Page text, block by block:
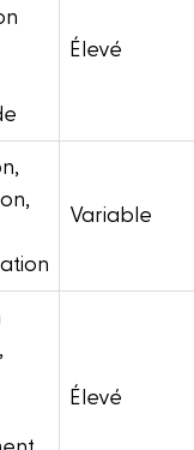
Élevé
Variable
Élevé